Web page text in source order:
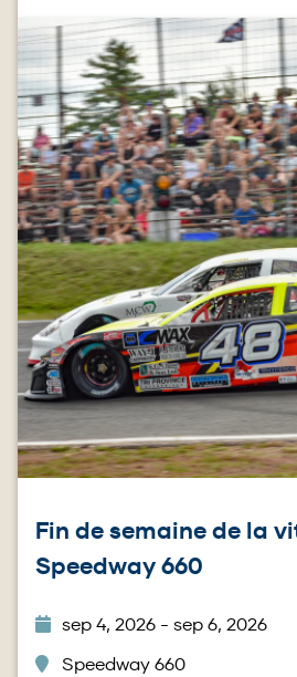
Image
Fin de semaine de la
Speedway 660
sep 4, 2026 - sep 6, 2026
Speedway 660